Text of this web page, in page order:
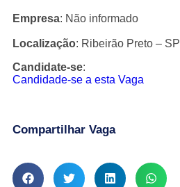
Empresa: Não informado
Localização: Ribeirão Preto – SP
Candidate-se:
Candidade-se a esta Vaga
Compartilhar Vaga